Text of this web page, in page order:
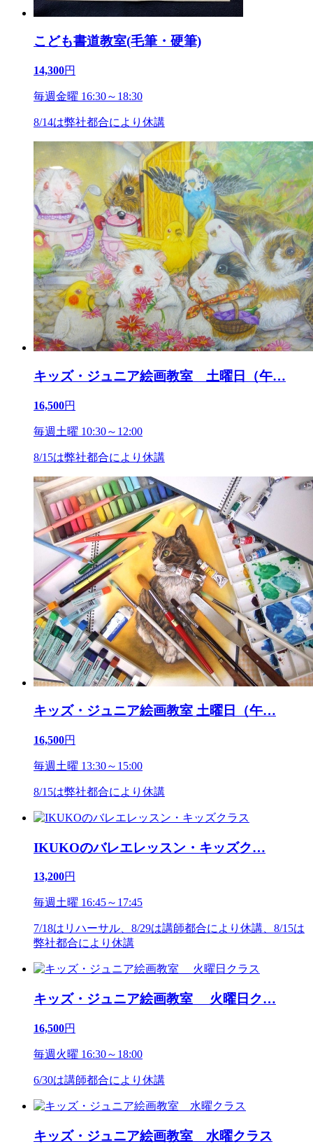
こども書道教室(毛筆・硬筆)
14,300円
毎週金曜 16:30～18:30
8/14は弊社都合により休講
キッズ・ジュニア絵画教室 土曜日（午…
16,500円
毎週土曜 10:30～12:00
8/15は弊社都合により休講
キッズ・ジュニア絵画教室 土曜日（午…
16,500円
毎週土曜 13:30～15:00
8/15は弊社都合により休講
IKUKOのバレエレッスン・キッズク…
13,200円
毎週土曜 16:45～17:45
7/18はリハーサル、8/29は講師都合により休講、8/15は
弊社都合により休講
キッズ・ジュニア絵画教室 火曜日ク…
16,500円
毎週火曜 16:30～18:00
6/30は講師都合により休講
キッズ・ジュニア絵画教室 水曜クラス